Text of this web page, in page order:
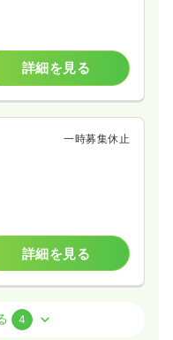
詳細を見る
一時募集休止
詳細を見る
4